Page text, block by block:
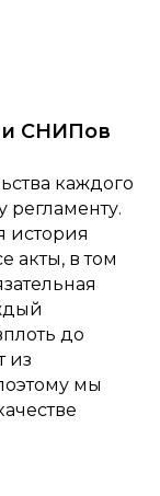
и СНИПов
каждого
регламенту.
история
акты, в том
до
из
мы